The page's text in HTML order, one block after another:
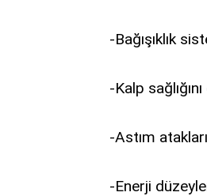
-Bağışıklık
-Kalp
-Astım
-Enerji